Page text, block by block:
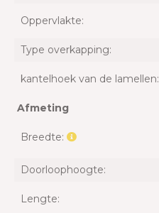
Oppervlakte:
Type overkapping:
kantelhoek van de lamellen:
Afmeting
Breedte:
Doorloophoogte:
Lengte: